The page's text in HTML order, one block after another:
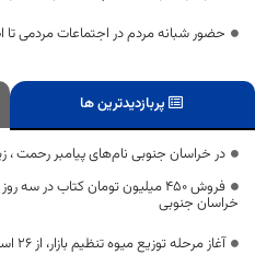
حضور شبانه مردم در اجتماعات مردمی تا
پربازدیدترین ها
در خراسان جنوبی نام‌های پیامبر رحمت ، زینت
فروش ۴۵۰ میلیون تومان کتاب در
خراسان جنوبی
آغاز مرحله توزیع میوه تنظیم بازار، از ۲۶ اسفندماه